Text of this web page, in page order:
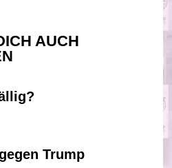
AUCH
Trump